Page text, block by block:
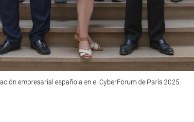
empresarial española en el CyberForum de París 2025.